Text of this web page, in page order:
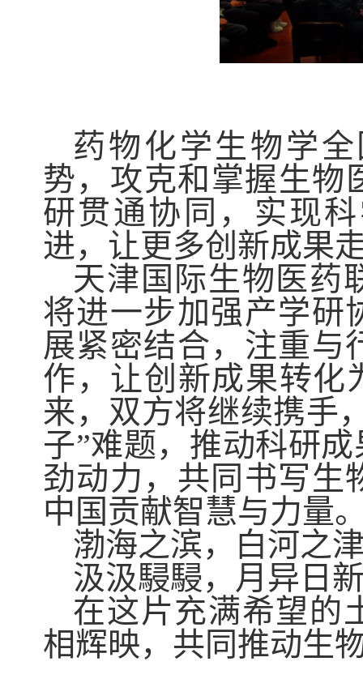
药物化学生物学
势，攻克和掌握生物
研贯通协同，实现
进，让更多创新成果
天津国际生物医药
将进一步加强产学研
展紧密结合，注重与
作，让创新成果转化
来，双方将继续携手
子”难题，推动科研
劲动力，共同书写生
中国贡献智慧与力量
渤海之滨，白河之
汲汲駸駸，月异日
在这片充满希望的
相辉映，共同推动生